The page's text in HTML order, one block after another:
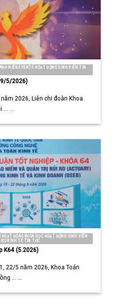
NIÊN EVENTS HOẠT ĐỘNG SINH VIÊN TIN
5/2026)
2026, Liên chi đoàn Khoa
...
ĐỘNG KHOA HỌC HOẠT ĐỘNG SINH VIÊN
KINH TẾ TIN TỨC
K64 (5.2026)
22/5 năm 2026, Khoa Toán
... ...